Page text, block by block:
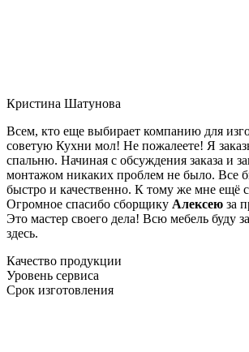
Кристина Шатунова
Всем, кто еще выбирает компанию для
советую Кухни мол! Не пожалеете! Я
спальню. Начиная с обсуждения заказа и
монтажом никаких проблем не было. Все
быстро и качественно. К тому же мне ещё
Огромное спасибо сборщику Алексею за
Это мастер своего дела! Всю мебель буду
здесь.
Качество продукции
Уровень сервиса
Срок изготовления